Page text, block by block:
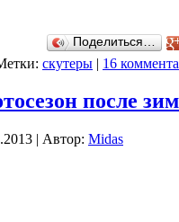
Поделиться…
скутеры | 16
после
| Автор: Midas